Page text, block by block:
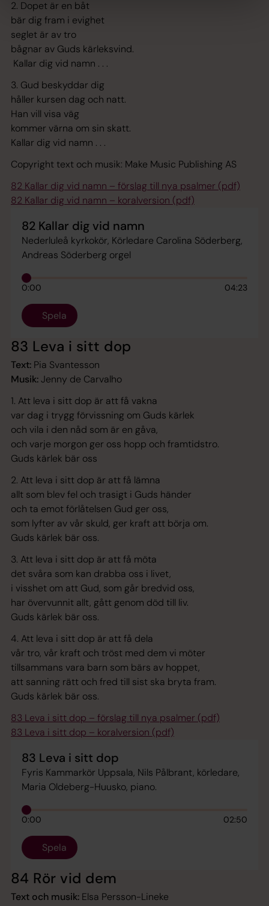
2. Dopet är en båt
bär dig fram i evighet
seglet är av tro
bågnar av Guds kärleksvind.
Kallar dig vid namn . . .
3. Gud beskyddar dig
håller kursen dag och natt.
Han vill visa väg
kommer värna om sin skatt.
Kallar dig vid namn . . .
Copyright text och musik: Make Music Publishing AS
82 Kallar dig vid namn – förslag till nya psalmer (pdf)
82 Kallar dig vid namn – koralversion (pdf)
82 Kallar dig vid namn
Nederluleå kyrkokör, Körledare Carolina Söderberg,
Andreas Söderberg orgel
0:00 04:23
Spela
83 Leva i sitt dop
Text: Pia Svantesson
Musik:Jenny de Carvalho
1. Att leva i sitt dop är att få vakna
var dag i trygg förvissning om Guds kärlek
och vila i den nåd som är en gåva,
och varje morgon ger oss hopp och framtidstro.
Guds kärlek bär oss
2. Att leva i sitt dop är att få lämna
allt som blev fel och trasigt i Guds händer
och ta emot förlåtelsen Gud ger oss,
som lyfter av vår skuld, ger kraft att börja om.
Guds kärlek bär oss.
3. Att leva i sitt dop är att få möta
det svåra som kan drabba oss i livet,
i visshet om att Gud, som går bredvid oss,
har övervunnit allt, gått genom död till liv.
Guds kärlek bär oss.
4. Att leva i sitt dop är att få dela
vår tro, vår kraft och tröst med dem vi möter
tillsammans vara barn som bärs av hoppet,
att sanning rätt och fred till sist ska bryta fram.
Guds kärlek bär oss.
83 Leva i sitt dop – förslag till nya psalmer (pdf)
83 Leva i sitt dop – koralversion (pdf)
83 Leva i sitt dop
Fyris Kammarkör Uppsala, Nils Pålbrant, körledare,
Maria Oldeberg-Huusko, piano.
0:00 02:50
Spela
84 Rör vid dem
Text och musik: Elsa Persson-Lineke